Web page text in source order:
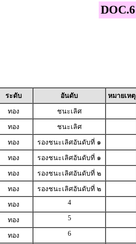
DOC.6
ระดับ อันดับ
หมายเหตุ
ทอง
ชนะเลิศ
ทอง
ชนะเลิศ
ทอง
รองชนะเลิศอันดับที่ ๑
ทอง
รองชนะเลิศอันดับที่ ๑
ทอง
รองชนะเลิศอันดับที่ ๒
ทอง
รองชนะเลิศอันดับที่ ๒
ทอง 4
ทอง 5
ทอง 6